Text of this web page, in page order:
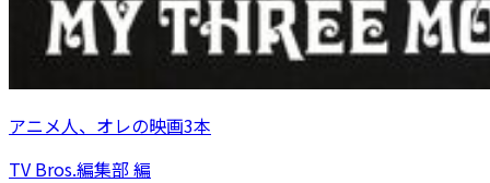
アニメ人、オレの映画3本
TV Bros.編集部 編